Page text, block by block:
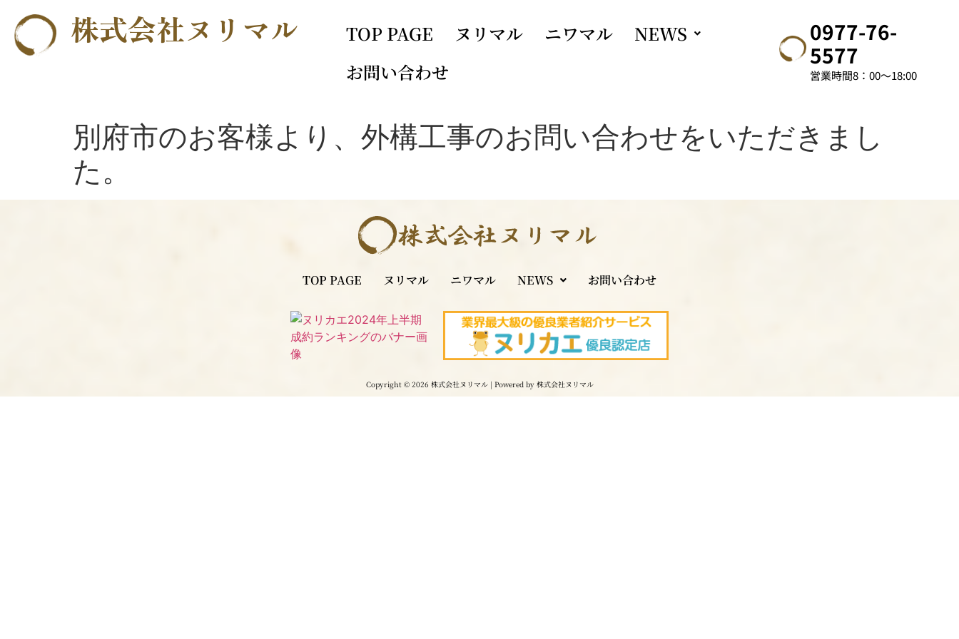
株式会社ヌリマル TOP PAGE ヌリマル ニワマル
NEWS
お問い合わせ
0977-76-
5577
営業時間8：00～18:00
別府市のお客様より、外構工事のお問い合わせをいただきまし
た。
TOP PAGE ヌリマル ニワマル NEWS お問い合わせ
Copyright © 2026 株式会社ヌリマル | Powered by 株式会社ヌリマル